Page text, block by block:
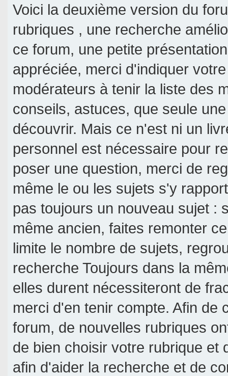
Voici la deuxième version du
rubriques , une recherche
ce forum, une petite
appréciée, merci d'indiquer
modérateurs à tenir la liste des
conseils, astuces, que seule
découvrir. Mais ce n'est ni un
personnel est nécessaire pour
poser une question, merci de
même le ou les sujets s'y
pas toujours un nouveau sujet :
même ancien, faites remonter
limite le nombre de sujets,
recherche Toujours dans la
elles durent nécessiteront de
merci d'en tenir compte. Afin de
forum, de nouvelles rubriques
de bien choisir votre rubrique et
afin d'aider la recherche et de